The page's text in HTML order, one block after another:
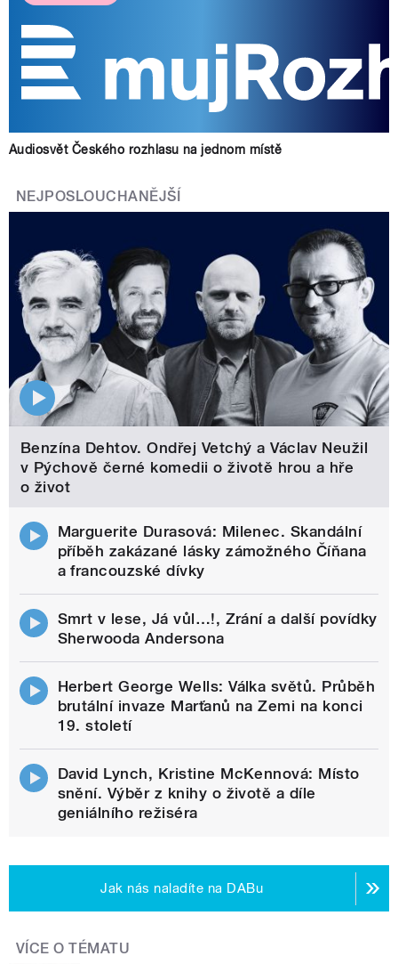
Audiosvět Českého rozhlasu na jednom místě
NEJPOSLOUCHANĚJŠÍ
Benzína Dehtov. Ondřej Vetchý a Václav Neužil
v Pýchově černé komedii o životě hrou a hře
o život
Marguerite Durasová: Milenec. Skandální
příběh zakázané lásky zámožného Číňana
a francouzské dívky
Smrt v lese, Já vůl…!, Zrání a další povídky
Sherwooda Andersona
Herbert George Wells: Válka světů. Průběh
brutální invaze Marťanů na Zemi na konci
19. století
David Lynch, Kristine McKennová: Místo
snění. Výběr z knihy o životě a díle
geniálního režiséra
Jak nás naladíte na DABu
VÍCE O TÉMATU